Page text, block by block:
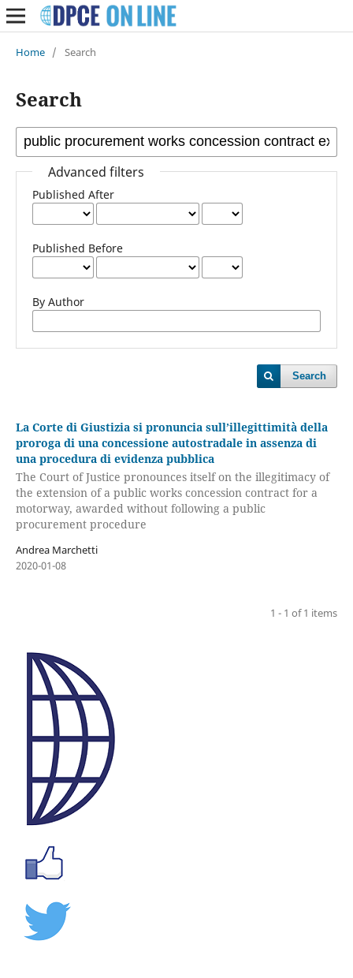
Home / Search
Search
Advanced filters
Published After
Published Before
By Author
Search
La Corte di Giustizia si pronuncia sull’illegittimità della
proroga di una concessione autostradale in assenza di
una procedura di evidenza pubblica
The Court of Justice pronounces itself on the illegitimacy of
the extension of a public works concession contract for a
motorway, awarded without following a public
procurement procedure
Andrea Marchetti
2020-01-08
1 - 1 of 1 items